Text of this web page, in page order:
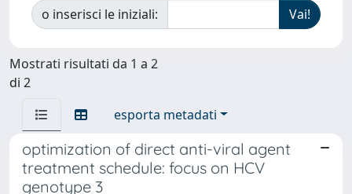
o inserisci le iniziali:
Mostrati risultati da 1 a 2
di 2
esporta metadati
optimization of direct anti-viral agent
treatment schedule: focus on HCV
genotype 3